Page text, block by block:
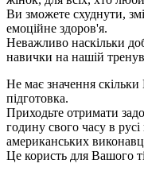
Ви зможете схуднути,
емоційне здоров'я.
Неважливо наскільки
навички на нашій
Не має значення скільки
підготовка.
Приходьте отримати
годину свого часу в русі
американських
Це користь для Вашого